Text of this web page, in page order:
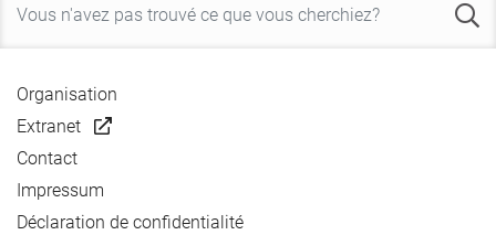
Organisation
Extranet
Contact
Impressum
Déclaration de confidentialité